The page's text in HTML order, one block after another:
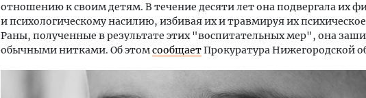
отношению к своим детям. В течение десяти лет она подвергала их
и психологическому насилию, избивая их и травмируя их
Раны, полученные в результате этих "воспитательных мер", она
обычными нитками. Об этомсообщаетПрокуратура Нижегородской